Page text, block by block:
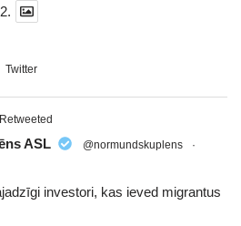
Twitter
ASL @normundskuplens
·
investori, kas ieved migrantus